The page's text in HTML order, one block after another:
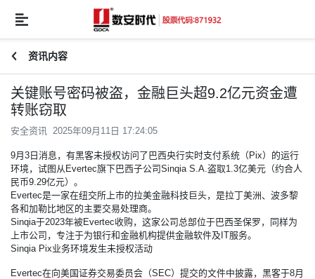
资讯内容
关键账号密码被盗，金融巨头超9.2亿元资金遭
转账窃取
安全资讯 2025年09月11日 17:24:05
9月3日消息，有黑客未授权访问了巴西央行实时支付系统（Pix）的运行
环境，试图从Evertec旗下巴西子公司Sinqia S.A.盗取1.3亿美元（约合人
民币9.29亿元）。
Evertec是一家在纽交所上市的拉美金融科技巨头，是拉丁美洲、波多黎
各和加勒比地区的主要交易处理商。
Sinqia于2023年被Evertec收购，这家公司总部位于巴西圣保罗，同样为
上市公司，专注于为银行和金融机构提供金融软件及IT服务。
Sinqia Pix业务环境发生未授权活动
Evertec在向美国证券交易委员会（SEC）提交的文件中披露，黑客于8月